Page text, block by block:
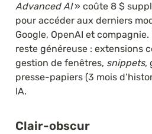
Advanced AI » coûte 8 $
pour accéder aux derniers
Google, OpenAI et
reste généreuse : extensions
gestion de fenêtres, snippets,
presse-papiers (3 mois
IA.
Clair-obscur